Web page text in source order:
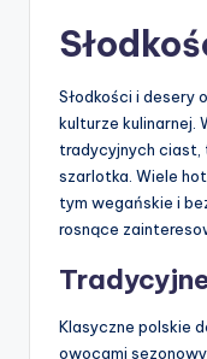
Słodkości i desery
kulturze kulinarnej.
tradycyjnych ciast,
szarlotka. Wiele
tym wegańskie i
rosnące
Klasyczne polskie
owocami